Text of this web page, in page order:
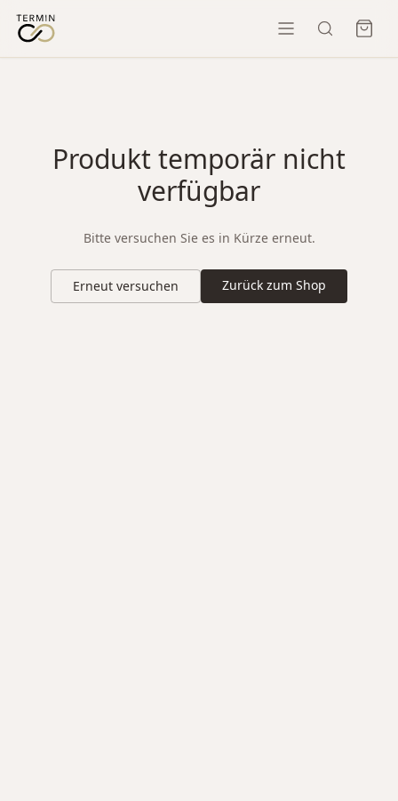
Produkt temporär nicht
verfügbar
Bitte versuchen Sie es in Kürze erneut.
Erneut versuchen Zurück zum Shop